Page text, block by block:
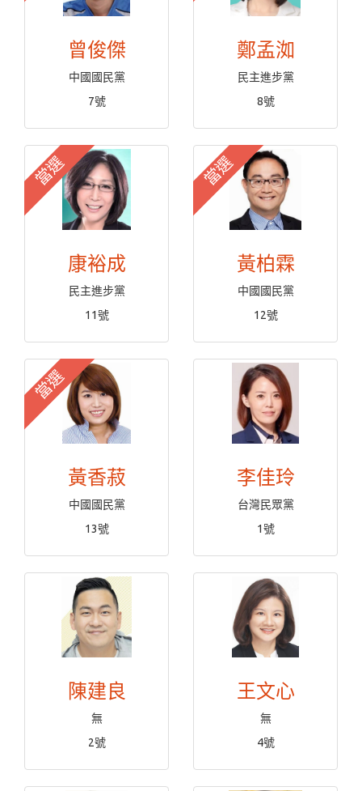
曾俊傑
中國國民黨
7號
鄭孟洳
民主進步黨
8號
當選
康裕成
民主進步黨
11號
當選
黃柏霖
中國國民黨
12號
當選
黃香菽
中國國民黨
13號
李佳玲
台灣民眾黨
1號
陳建良
無
2號
王文心
無
4號